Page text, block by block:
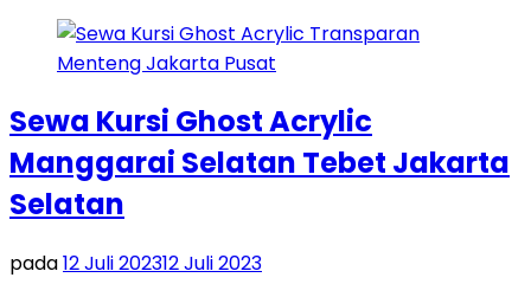
Sewa Kursi Ghost Acrylic
Manggarai Selatan Tebet Jakarta
Selatan
pada12 Juli 202312 Juli 2023